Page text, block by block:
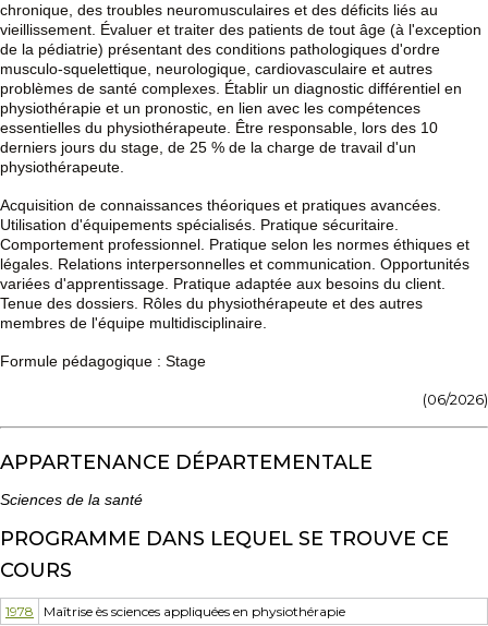
chronique, des troubles neuromusculaires et des déficits liés au
vieillissement. Évaluer et traiter des patients de tout âge (à l'exception
de la pédiatrie) présentant des conditions pathologiques d'ordre
musculo-squelettique, neurologique, cardiovasculaire et autres
problèmes de santé complexes. Établir un diagnostic différentiel en
physiothérapie et un pronostic, en lien avec les compétences
essentielles du physiothérapeute. Être responsable, lors des 10
derniers jours du stage, de 25 % de la charge de travail d'un
physiothérapeute.
Acquisition de connaissances théoriques et pratiques avancées.
Utilisation d'équipements spécialisés. Pratique sécuritaire.
Comportement professionnel. Pratique selon les normes éthiques et
légales. Relations interpersonnelles et communication. Opportunités
variées d'apprentissage. Pratique adaptée aux besoins du client.
Tenue des dossiers. Rôles du physiothérapeute et des autres
membres de l'équipe multidisciplinaire.
Formule pédagogique : Stage
(06/2026)
APPARTENANCE DÉPARTEMENTALE
Sciences de la santé
PROGRAMME DANS LEQUEL SE TROUVE CE
COURS
1978 Maîtrise ès sciences appliquées en physiothérapie